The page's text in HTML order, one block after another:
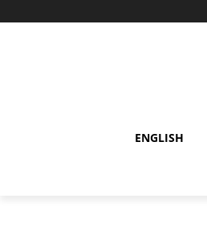
ENGLISH